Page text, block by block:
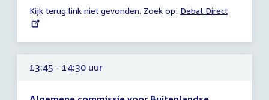
uur
Kijk terug link niet gevonden. Zoek op: External
Debat Direct
13:45 - 14:30 uur